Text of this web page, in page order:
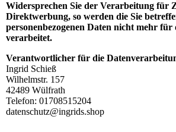
Widersprechen Sie der Verarbeitung für
Direktwerbung, so werden die Sie
personenbezogenen Daten nicht mehr für
verarbeitet.
Verantwortlicher für die
Ingrid Schieß
Wilhelmstr. 157
42489 Wülfrath
Telefon: 01708515204
datenschutz@ingrids.shop